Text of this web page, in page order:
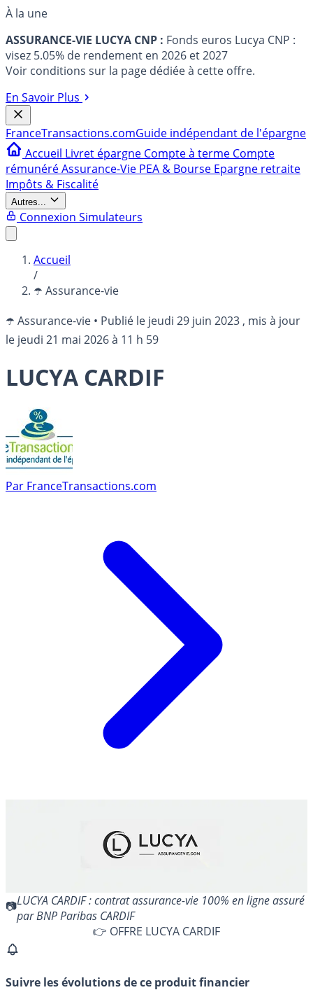
À la une
ASSURANCE-VIE LUCYA CNP : Fonds euros Lucya CNP :
visez 5.05% de rendement en 2026 et 2027
Voir conditions sur la page dédiée à cette offre.
En Savoir Plus
FranceTransactions.comGuide indépendant de l'épargne
Accueil Livret épargne Compte à terme Compte
rémunéréAssurance-Vie PEA & Bourse Epargne retraite
Impôts & Fiscalité
Autres...
Connexion Simulateurs
Accueil
/
☂️ Assurance-vie
☂️ Assurance-vie • Publié le jeudi 29 juin 2023 , mis à jour
le jeudi 21 mai 2026 à 11 h 59
LUCYA CARDIF
Par FranceTransactions.com
LUCYA CARDIF : contrat assurance-vie 100% en ligne assuré
par BNP Paribas CARDIF
👉 OFFRE LUCYA CARDIF
Suivre les évolutions de ce produit financier